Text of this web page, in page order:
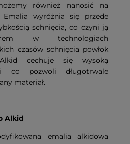
również nanosić na
wyróżnia się przede
schnięcia, co czyni ją
w technologiach
czasów schnięcia powłok
cechuje się wysoką
co pozwoli długotrwale
materiał.
Alkid
emalia alkidowa